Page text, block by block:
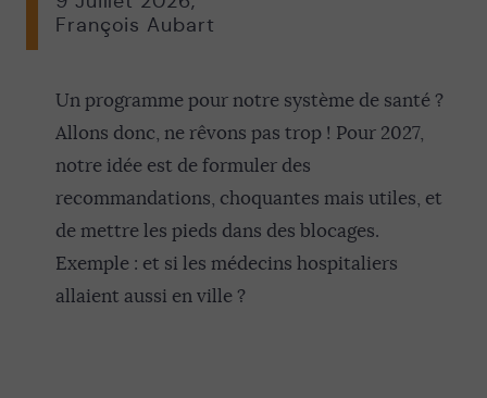
François Aubart
Un programme pour notre système de santé ?
Allons donc, ne rêvons pas trop ! Pour 2027,
notre idée est de formuler des
recommandations, choquantes mais utiles, et
de mettre les pieds dans des blocages.
Exemple : et si les médecins hospitaliers
allaient aussi en ville ?